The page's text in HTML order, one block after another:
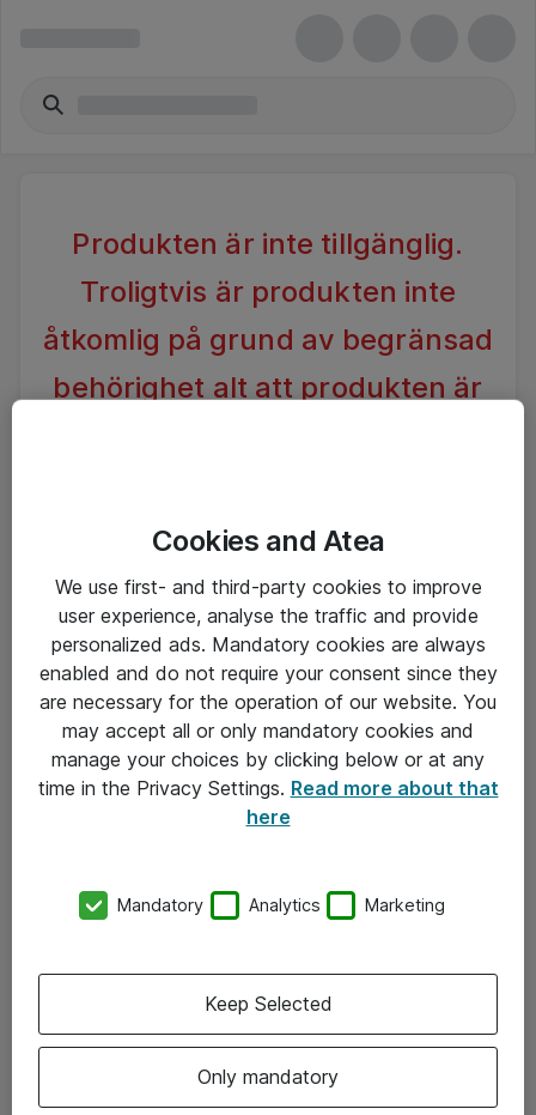
Produkten är inte tillgänglig.
Troligtvis är produkten inte
åtkomlig på grund av begränsad
behörighet alt att produkten är
Hitta direkt
Om eShop
Driftsinformation
kundtjanst@atea.se
Kontor
Cookies and Atea
We use first- and third-party cookies to improve
user experience, analyse the traffic and provide
personalized ads. Mandatory cookies are always
enabled and do not require your consent since they
are necessary for the operation of our website. You
may accept all or only mandatory cookies and
manage your choices by clicking below or at any
time in the Privacy Settings. Read more about that
here
Mandatory Analytics Marketing
Only mandatory
Keep Selected